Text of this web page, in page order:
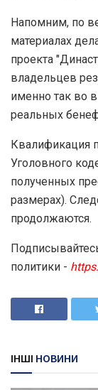
Напомним, по
материалах
проекта
владельцев
именно так во
реальных
Квалификация
Уголовного
полученных
размерах).
продолжаются.
политики -
ІНШІ НОВИНИ